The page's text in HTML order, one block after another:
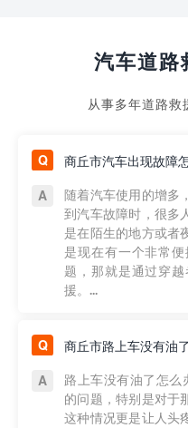
汽车道路
从事多年道路救
商丘市汽车出现故障
随着汽车使用的增多
到汽车故障时，很多
是在陌生的地方或者
是现在有一个非常
题，那就是通过穿
援。...
商丘市路上车没有油
路上车没有油了怎么
的问题，特别是对于
这种情况更是让人头